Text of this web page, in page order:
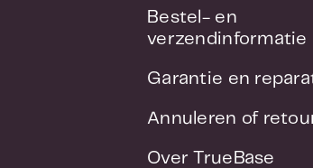
Bestel- en
verzendinformatie
Garantie en
Annuleren of
Over TrueBase